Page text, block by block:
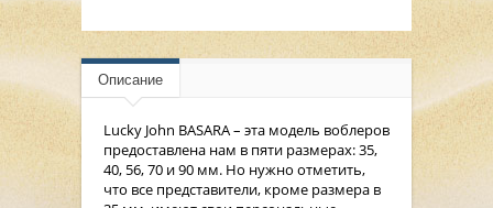
Описание
Lucky John BASARA – эта модель воблеров
предоставлена нам в пяти размерах: 35,
40, 56, 70 и 90 мм. Но нужно отметить,
что все представители, кроме размера в